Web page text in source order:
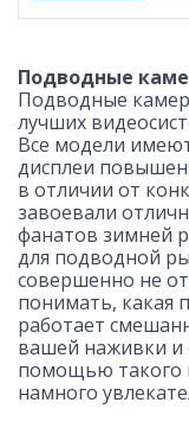
Подводные
Подводные
лучших
Все модели
дисплеи
в отличии от
завоевали
фанатов зимней
для подводной
совершенно не
понимать, какая
работает
вашей наживки и
помощью такого
намного